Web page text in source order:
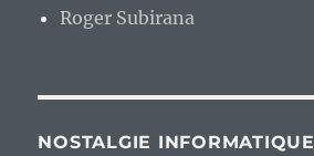
Roger Subirana
NOSTALGIE INFORMATIQUE